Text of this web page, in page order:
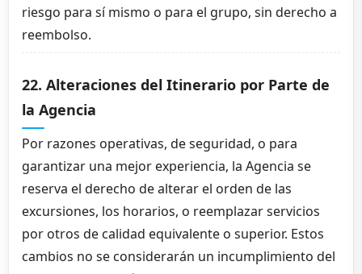
riesgo para sí mismo o para el grupo, sin derecho a
reembolso.
22. Alteraciones del Itinerario por Parte de
la Agencia
Por razones operativas, de seguridad, o para
garantizar una mejor experiencia, la Agencia se
reserva el derecho de alterar el orden de las
excursiones, los horarios, o reemplazar servicios
por otros de calidad equivalente o superior. Estos
cambios no se considerarán un incumplimiento del